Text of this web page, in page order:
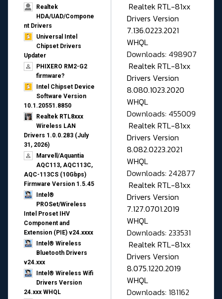
Realtek
HDA/UAD/Compone
nt Drivers
Universal Intel
Chipset Drivers
Updater​
PHIXERO RM2-G2
firmware?
Intel Chipset Device
Software Version
10.1.20551.8850
Realtek RTL8xxx
Wireless LAN
Drivers 1.0.0.283 (July
31, 2026)
Marvell/Aquantia
AQC113, AQC113C,
AQC-113CS (10Gbps)
Firmware Version 1.5.45
Intel®
PROSet/Wireless
Intel Proset IHV
Component and
Extension (PIE) v24.xxxx
Intel® Wireless
Bluetooth Drivers
v24.xxx
Intel® Wireless Wifi
Drivers Version
24.xxx WHQL
Realtek RTL-81xx
Drivers Version
7.136.0223.2021
WHQL
Downloads: 498907
Realtek RTL-81xx
Drivers Version
8.080.1023.2020
WHQL
Downloads: 455009
Realtek RTL-81xx
Drivers Version
8.082.0223.2021
WHQL
Downloads: 242877
Realtek RTL-81xx
Drivers Version
7.127.0701.2019
WHQL
Downloads: 233531
Realtek RTL-81xx
Drivers Version
8.075.1220.2019
WHQL
Downloads: 181162